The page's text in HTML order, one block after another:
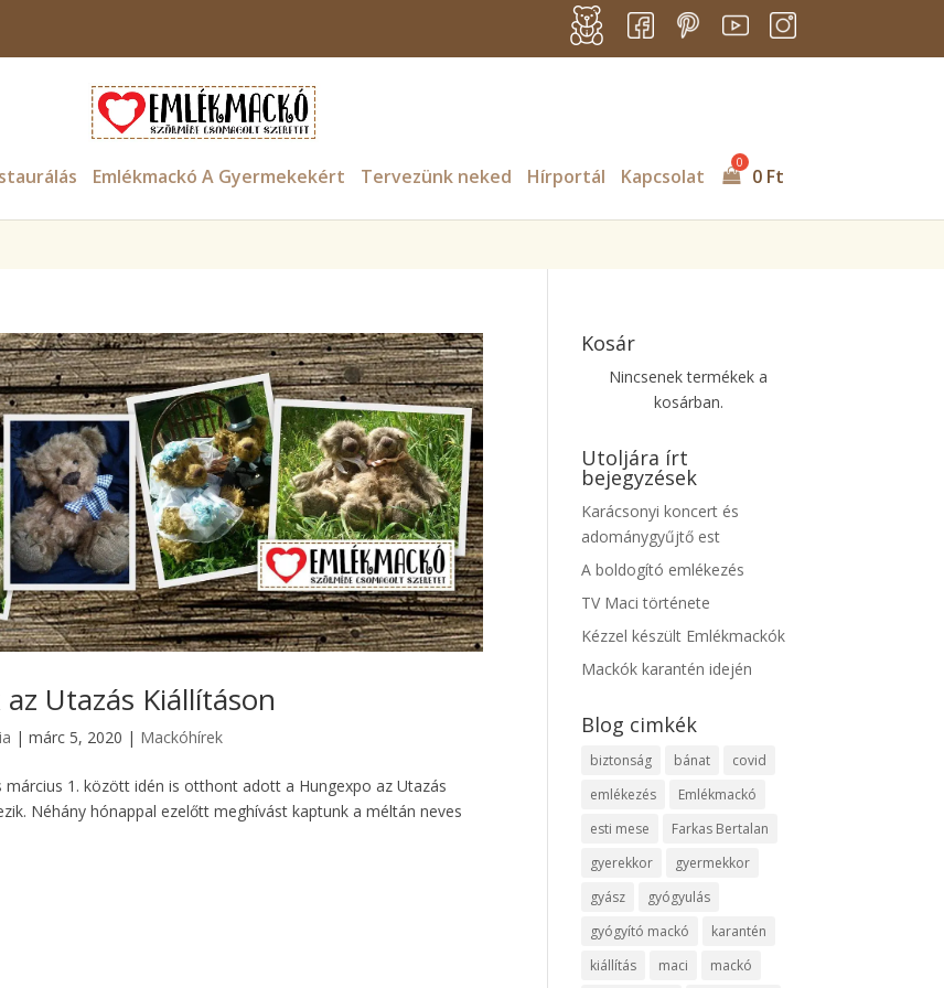
in /home/emlekmac/public_html/wp-content/plugins/billingo/includes/class-billingo.php on line
Emlékmackó A Gyermekekért Tervezünk neked Hírportál Kapcsolat 0 Ft
Utazás Kiállításon
|márc 5, 2020 | Mackóhírek
1. között idén is otthont adott a Hungexpo az Utazás
Néhány hónappal ezelőtt meghívást kaptunk a méltán neves
Kosár
Nincsenek termékek a
kosárban.
Utoljára írt
bejegyzések
Karácsonyi koncert és
adománygyűjtő est
A boldogító emlékezés
TV Maci története
Kézzel készült Emlékmackók
Mackók karantén idején
Blog cimkék
biztonság bánat
covid
emlékezés
Emlékmackó
esti mese
Farkas Bertalan
gyerekkor
gyermekkor
gyász
gyógyulás
gyógyító mackó
karantén
kiállítás
maci mackó